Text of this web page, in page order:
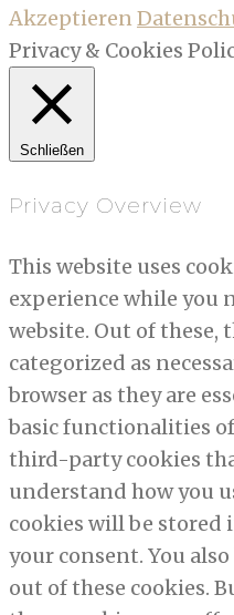
Akzeptieren
Privacy & Cookies
Schließen
Privacy Overview
This website uses
experience while you
website. Out of these,
categorized as
browser as they are
basic functionalities of
third-party cookies
understand how you
cookies will be stored
your consent. You
out of these cookies.